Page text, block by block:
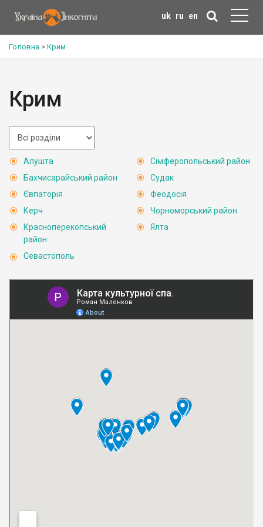
uk ru en
Головна > Крим
Крим
Алушта
Бахчисарайський район
Євпаторія
Керч
Красноперекопський
район
Севастополь
Сімферопольський район
Судак
Феодосія
Чорноморський район
Ялта